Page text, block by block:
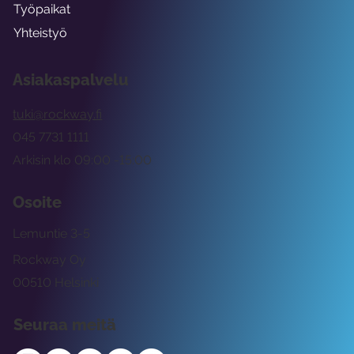
Asiakaspalvelu
tuki@rockway.fi
Arkisin klo 09:00 -15:00
045 7731 1111
Osoite
Rockway Oy
Lemuntie 3-5
00510 Helsinki
Seuraa meitä
Työpaikat
Yhteistyö